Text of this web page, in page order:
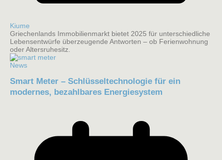
Kiume
Griechenlands Immobilienmarkt bietet 2025 für unterschiedliche
Lebensentwürfe überzeugende Antworten – ob Ferienwohnung
oder Altersruhesitz.
News
Smart Meter – Schlüsseltechnologie für ein
modernes, bezahlbares Energiesystem